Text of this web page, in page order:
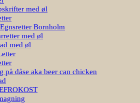
med øl
Egnsretter Bornholm
med øl
med øl
på dåse aka beer can chicken